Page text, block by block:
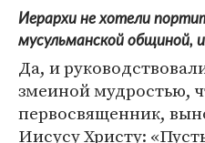
Иерархи не хотели
мусульманской общиной,
Да, и
змеиной мудростью,
первосвященник,
Иисусу Христу: